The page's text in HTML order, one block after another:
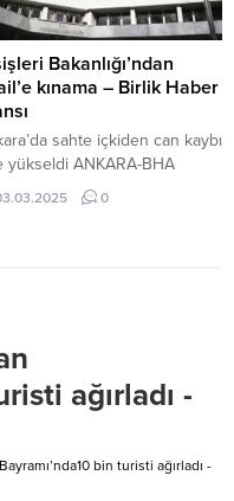
vererek Türk Milleti’ni
dirilten İstiklal
göstermiştir ki,
Bakanlığı’ndan
kınama – Birlik Haber
sahte içkiden can kaybı
yükseldi ANKARA-BHA
Bakanlığı, İsrail’in
insani yardımların
engellemesinin
ifade edildi. Açıklamada,
amaçladığı
0
ağırladı -
bin turisti ağırladı -